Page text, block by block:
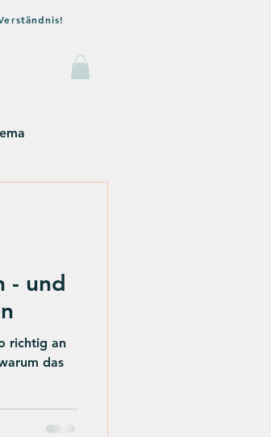
- und
richtig an
das